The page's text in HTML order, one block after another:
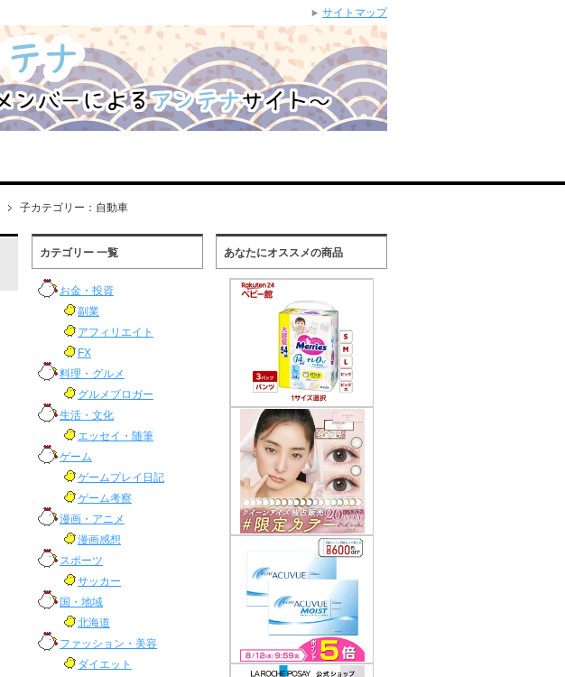
子カテゴリー：自動車
カテゴリー 一覧
お金・投資
副業
アフィリエイト
FX
料理・グルメ
グルメブロガー
生活・文化
エッセイ・随筆
ゲーム
ゲームプレイ日記
ゲーム考察
漫画・アニメ
漫画感想
スポーツ
サッカー
国・地域
北海道
ファッション・美容
ダイエット
あなたにオススメの商品
サイトマップ